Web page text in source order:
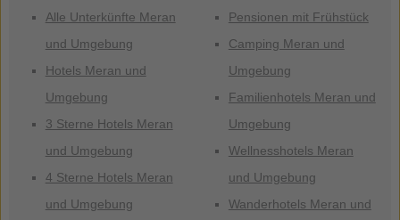
Alle Unterkünfte Meran
und Umgebung
Hotels Meran und
Umgebung
3 Sterne Hotels Meran
und Umgebung
4 Sterne Hotels Meran
und Umgebung
Pensionen mit Frühstück
Camping Meran und
Umgebung
Familienhotels Meran und
Umgebung
Wellnesshotels Meran
und Umgebung
Wanderhotels Meran und